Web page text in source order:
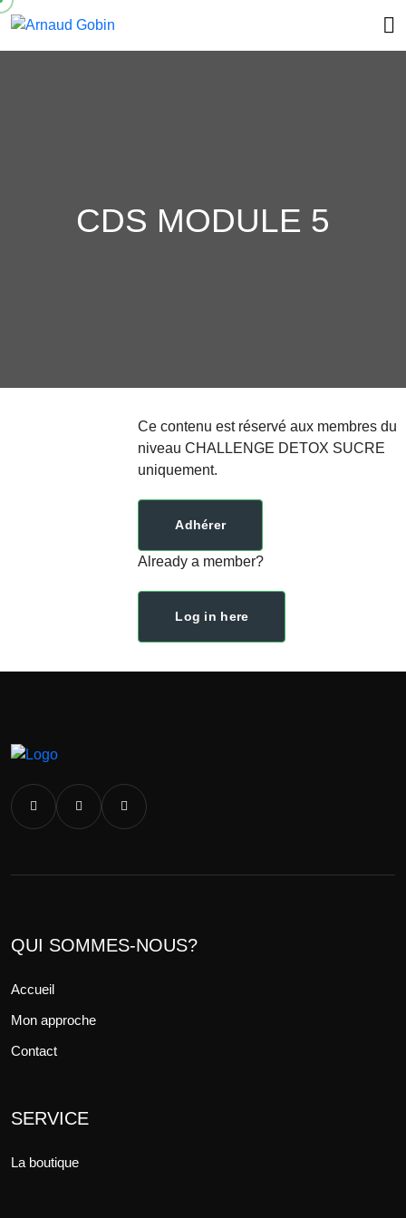
CDS MODULE 5
Ce contenu est réservé aux membres du
niveau CHALLENGE DETOX SUCRE
uniquement.
Adhérer
Already a member?
Log in here
QUI SOMMES-NOUS?
Accueil
Mon approche
Contact
SERVICE
La boutique